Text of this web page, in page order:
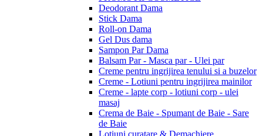
Deodorant Dama
Stick Dama
Roll-on Dama
Gel Dus dama
Sampon Par Dama
Balsam Par - Masca par - Ulei par
Creme pentru ingrijirea tenului si a buzelor
Creme - Lotiuni pentru ingrijirea mainilor
Creme - lapte corp - lotiuni corp - ulei
masaj
Crema de Baie - Spumant de Baie - Sare
de Baie